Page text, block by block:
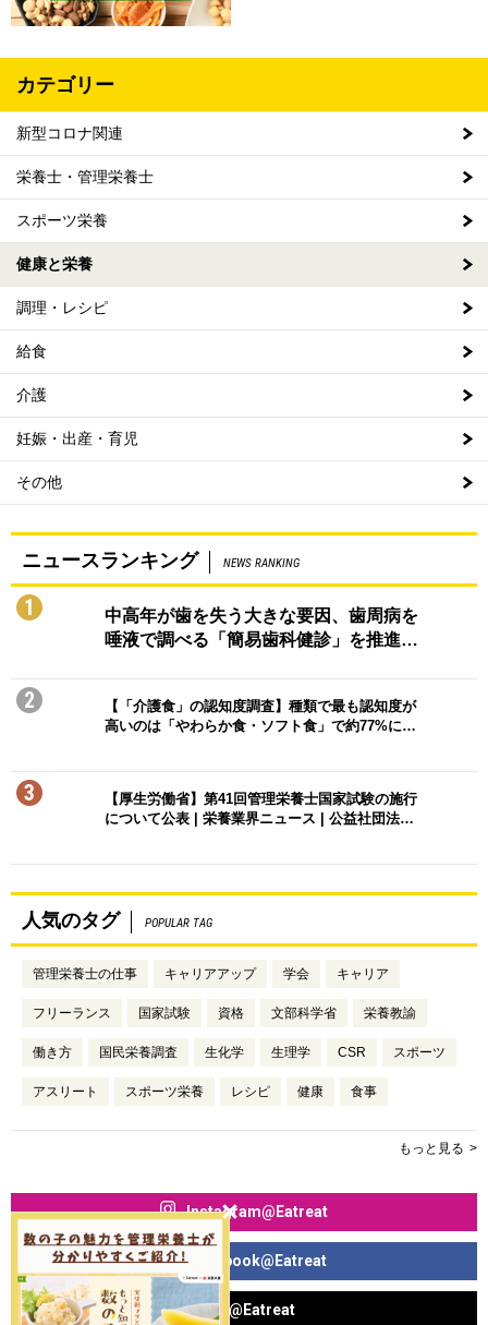
カテゴリー
新型コロナ関連
栄養士・管理栄養士
スポーツ栄養
健康と栄養
調理・レシピ
給食
介護
妊娠・出産・育児
その他
ニュースランキング NEWS RANKING
1
中高年が歯を失う大きな要因、歯周病を
唾液で調べる「簡易歯科健診」を推進…
2
【「介護食」の認知度調査】種類で最も認知度が
高いのは「やわらか食・ソフト食」で約77%に…
3
【厚生労働省】第41回管理栄養士国家試験の施行
について公表 | 栄養業界ニュース | 公益社団法…
人気のタグ POPULAR TAG
管理栄養士の仕事 キャリアアップ 学会 キャリア
フリーランス 国家試験 資格 文部科学省 栄養教諭
働き方 国民栄養調査 生化学 生理学 CSR スポーツ
アスリート スポーツ栄養 レシピ 健康 食事
もっと見る
Instagram@Eatreat
Facebook@Eatreat
X@Eatreat